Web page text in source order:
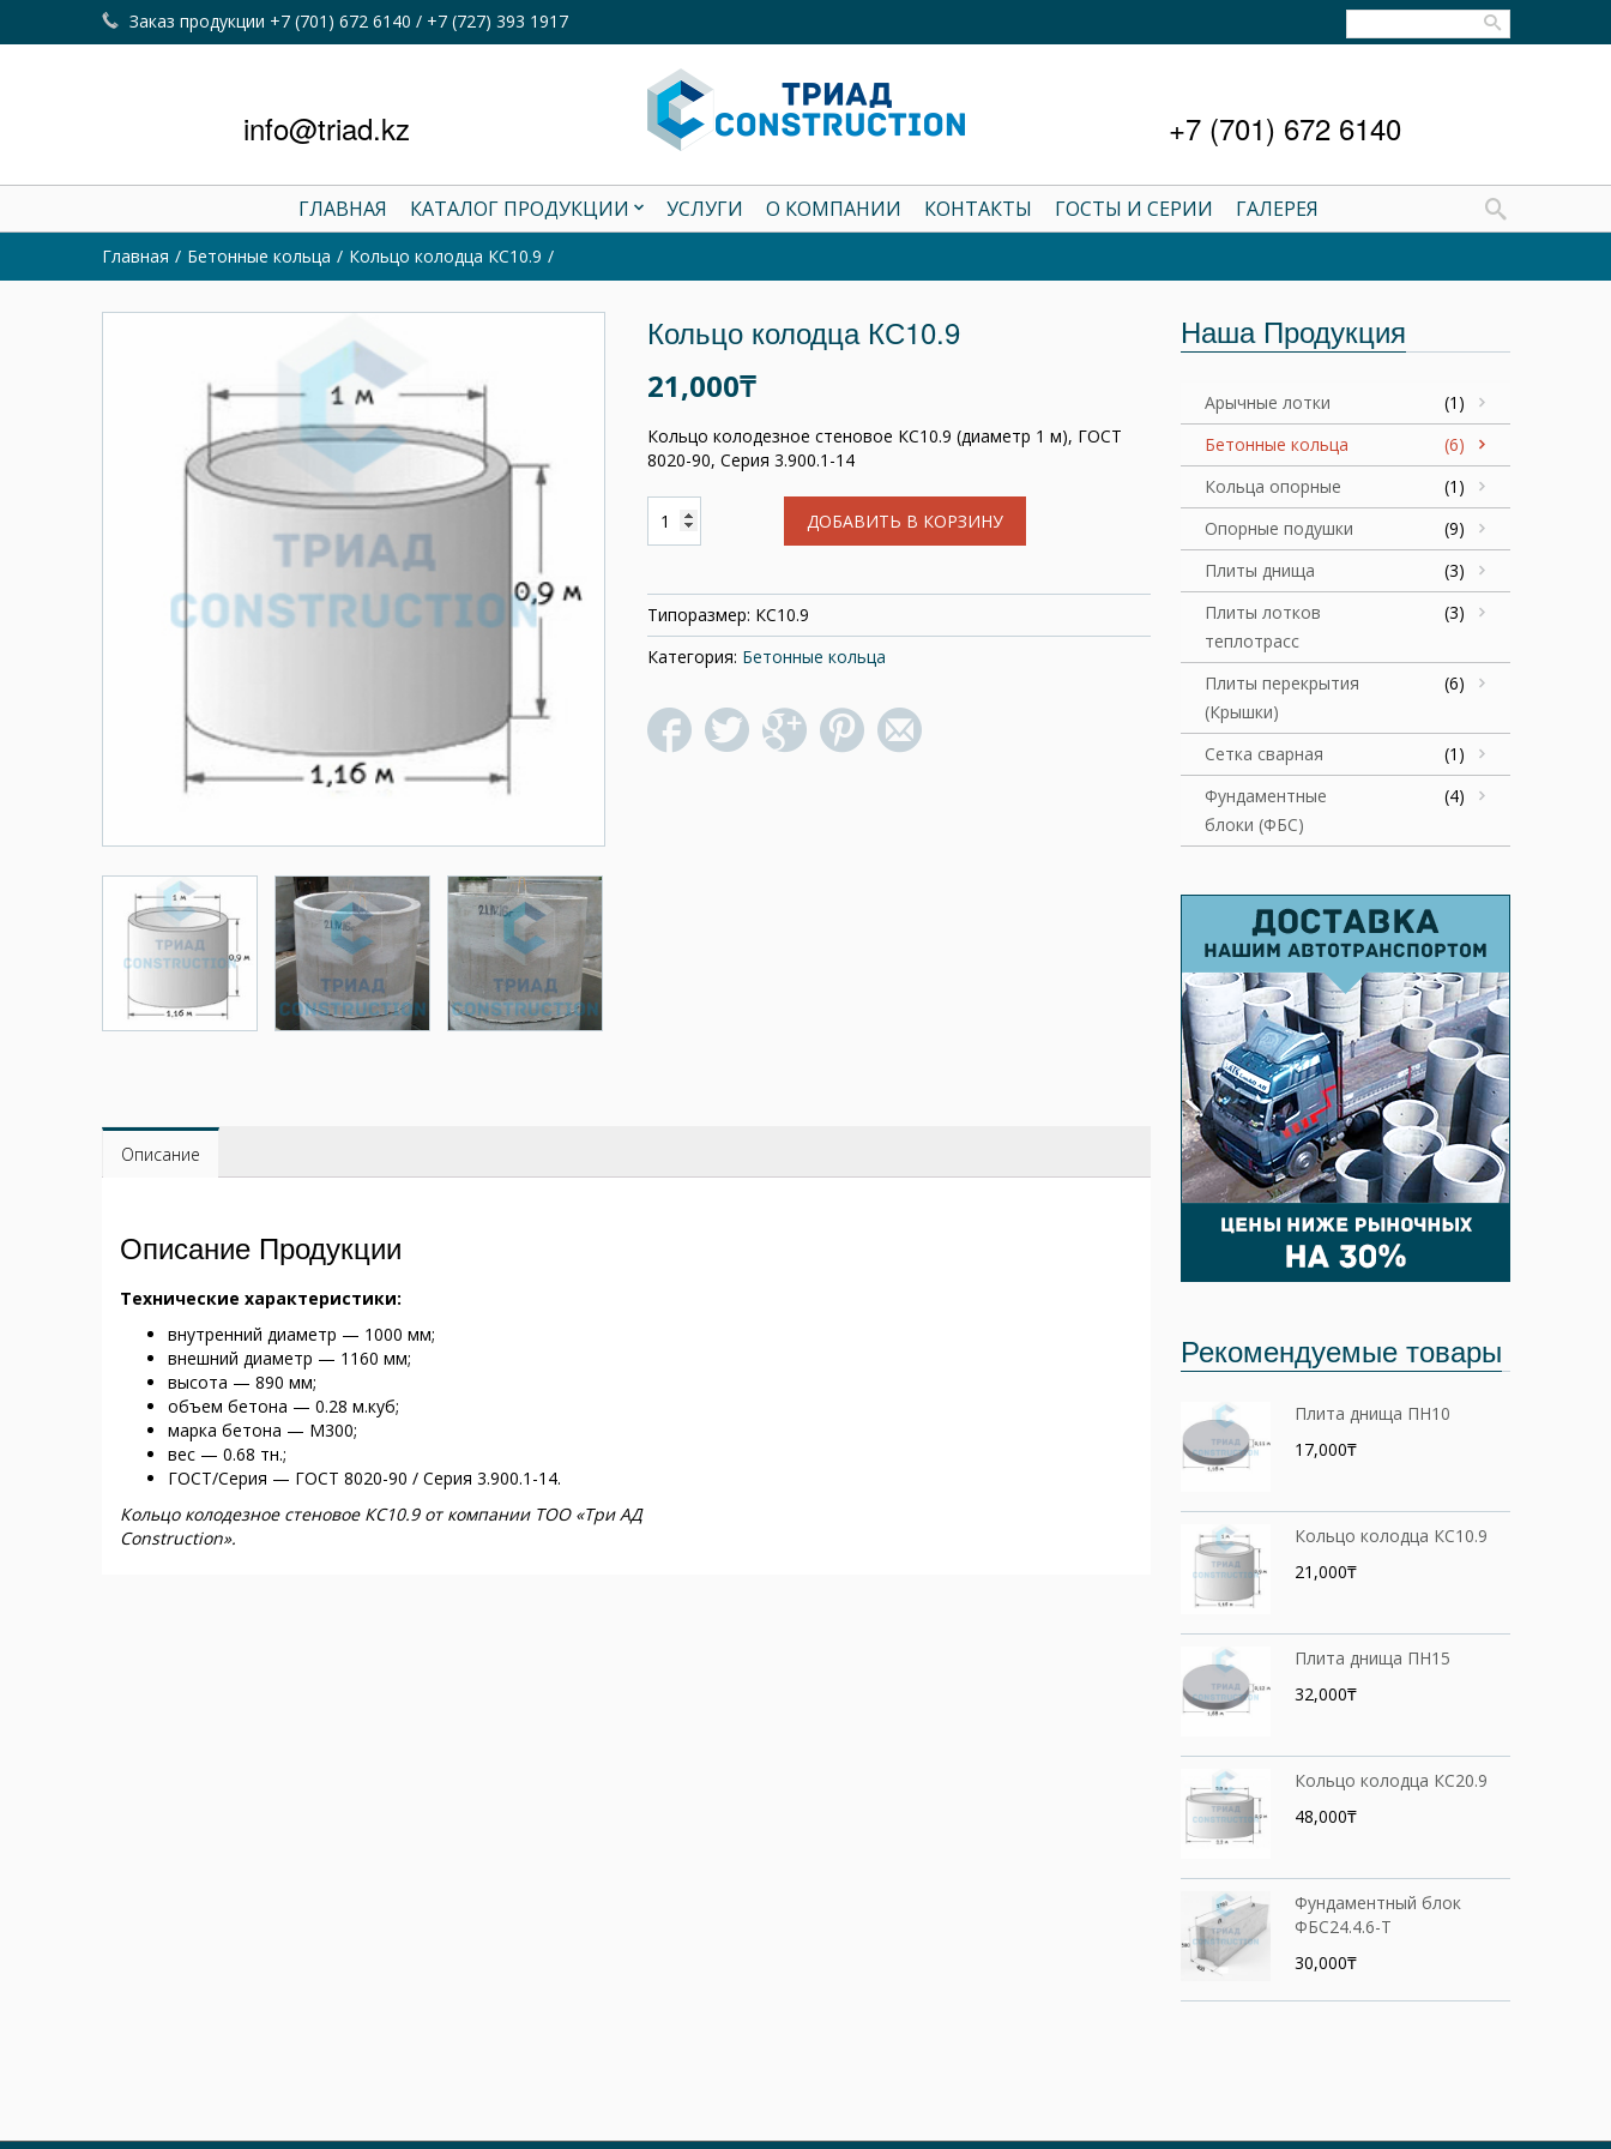
Заказ продукции +7 (701) 672 6140 / +7 (727) 393 1917
info@triad.kz +7 (701) 672 6140
ГЛАВНАЯ КАТАЛОГ ПРОДУКЦИИ УСЛУГИ О КОМПАНИИ КОНТАКТЫ ГОСТЫ И СЕРИИ ГАЛЕРЕЯ
Главная Бетонные кольца Кольцо колодца КС10.9
Кольцо колодца КС10.9
21,000₸
Кольцо колодезное стеновое КС10.9 (диаметр 1 м), ГОСТ
8020-90, Серия 3.900.1-14
ДОБАВИТЬ В КОРЗИНУ
Типоразмер: КС10.9
Категория: Бетонные кольца
Описание
Описание Продукции
Технические характеристики:
внутренний диаметр — 1000 мм;
внешний диаметр — 1160 мм;
высота — 890 мм;
объем бетона — 0.28 м.куб;
марка бетона — М300;
вес — 0.68 тн.;
ГОСТ/Серия — ГОСТ 8020-90 / Серия 3.900.1-14.
Кольцо колодезное стеновое КС10.9 от компании ТОО «Три АД
Construction».
Наша Продукция
Арычные лотки
(1)
Бетонные кольца
(6)
Кольца опорные
(1)
Опорные подушки
(9)
Плиты днища
(3)
Плиты лотков
теплотрасс
(3)
Плиты перекрытия
(Крышки)
(6)
Сетка сварная
(1)
Фундаментные
блоки (ФБС)
(4)
Рекомендуемые товары
Плита днища ПН10
17,000₸
Кольцо колодца КС10.9
21,000₸
Плита днища ПН15
32,000₸
Кольцо колодца КС20.9
48,000₸
Фундаментный блок
ФБС24.4.6-Т
30,000₸